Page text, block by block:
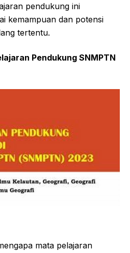
pendukung ini
kemampuan dan potensi
tertentu.
Pendukung SNMPTN
mata pelajaran